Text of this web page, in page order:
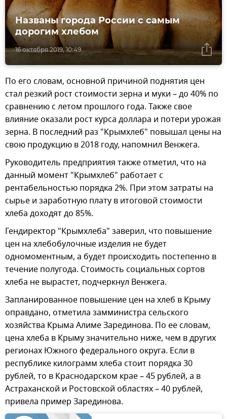
16 октября 2019, 10:49
Названы города России с самым
дорогим хлебом
По его словам, основной причиной поднятия цен
стал резкий рост стоимости зерна и муки – до 40% по
сравнению с летом прошлого года. Также свое
влияние оказали рост курса доллара и потери урожая
зерна. В последний раз "Крымхлеб" повышал цены на
свою продукцию в 2018 году, напомнил Венжега.
Руководитель предприятия также отметил, что на
данный момент "Крымхлеб" работает с
рентабельностью порядка 2%. При этом затраты на
сырье и заработную плату в итоговой стоимости
хлеба доходят до 85%.
Гендиректор "Крымхлеба" заверил, что повышение
цен на хлебобулочные изделия не будет
одномоментным, а будет происходить постепенно в
течение полугода. Стоимость социальных сортов
хлеба не вырастет, подчеркнул Венжега.
Запланированное повышение цен на хлеб в Крыму
оправдано, отметила замминистра сельского
хозяйства Крыма Алиме Зарединова. По ее словам,
цена хлеба в Крыму значительно ниже, чем в других
регионах Южного федерального округа. Если в
республике килограмм хлеба стоит порядка 30
рублей, то в Краснодарском крае – 45 рублей, а в
Астраханской и Ростовской областях – 40 рублей,
привела пример Зарединова.